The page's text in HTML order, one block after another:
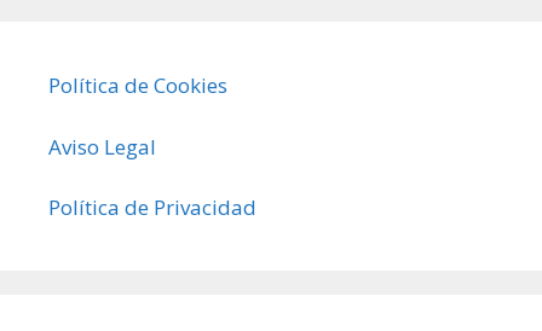
Política de Cookies
Aviso Legal
Política de Privacidad